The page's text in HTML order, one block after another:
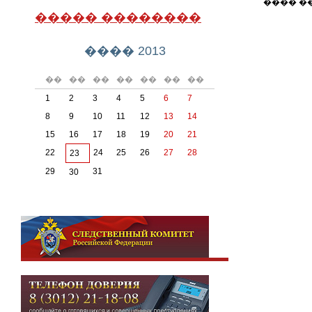
����� ��������
���� 2013
�� �� �� �� �� ��
��
1
2 3 4 5 6
7
8
9 10 11 12 13
14
15
16 17 18 19 20
21
22
23 24 25 26 27
28
29
30 31
����